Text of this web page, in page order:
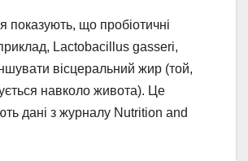
показують, що пробіотичні
Lactobacillus gasseri,
вісцеральний жир (той,
навколо живота). Це
дані з журналу Nutrition and